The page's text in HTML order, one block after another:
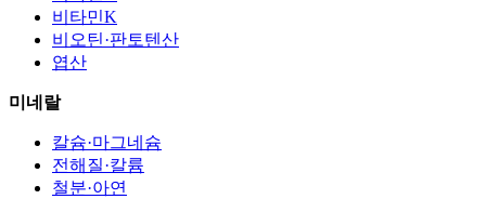
비타민K
비오틴·판토텐산
엽산
미네랄
칼슘·마그네슘
전해질·칼륨
철분·아연